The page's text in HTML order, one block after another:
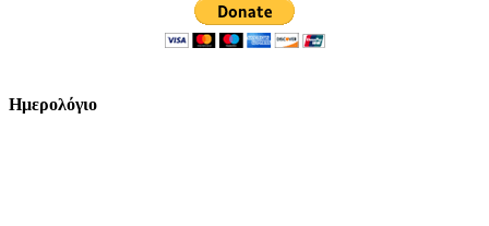
Ημερολόγιο